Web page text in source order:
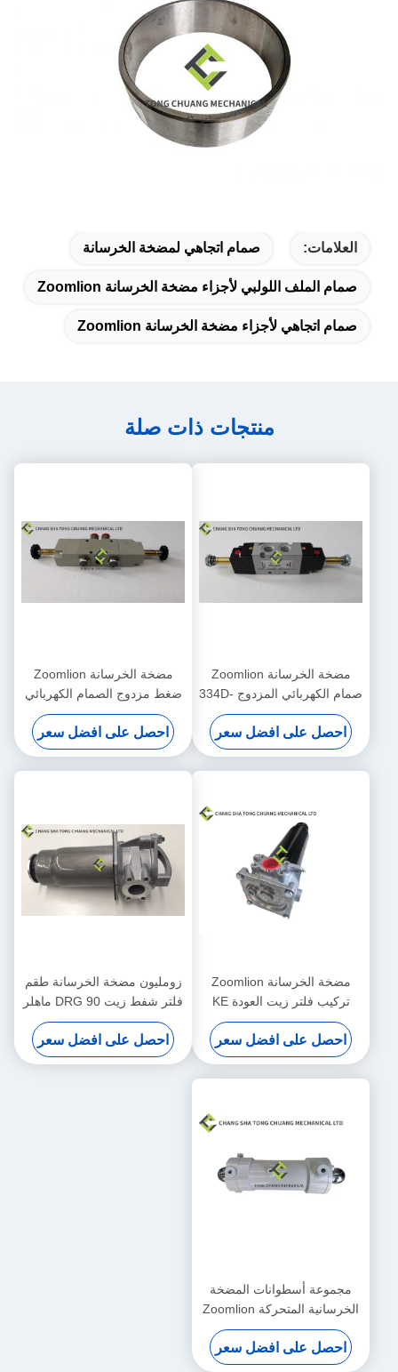
العلامات: صمام اتجاهي لمضخة الخرسانة
صمام الملف اللولبي لأجزاء مضخة الخرسانة Zoomlion
صمام اتجاهي لأجزاء مضخة الخرسانة Zoomlion
منتجات ذات صلة
مضخة الخرسانة Zoomlion
صمام الكهربائي المزدوج 334D-
015-02 1010302328
احصل على افضل سعر
مضخة الخرسانة Zoomlion
ضغط مزدوج الصمام الكهربائي
احصل على افضل سعر
مضخة الخرسانة Zoomlion
تركيب فلتر زيت العودة KE
2884+KE 2883 1010600428
احصل على افضل سعر
زومليون مضخة الخرسانة طقم
فلتر شفط زيت DRG 90 ماهلر
الأصلي 1010600452
احصل على افضل سعر
مجموعة أسطوانات المضخة
الخرسانية المتحركة Zoomlion
(يسار) F9000 (مقعد السائق
الأمامي)
000190201A0200000
احصل على افضل سعر